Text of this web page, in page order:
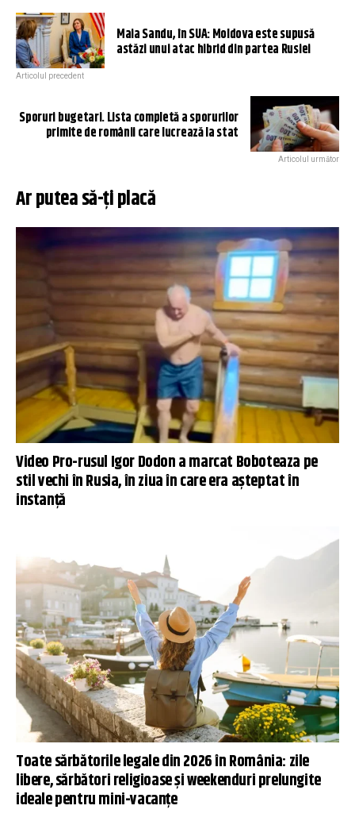
Maia Sandu, în SUA: Moldova este supusă
astăzi unui atac hibrid din partea Rusiei
Articolul precedent
Sporuri bugetari. Lista completă a sporurilor
primite de românii care lucrează la stat
Articolul următor
Ar putea să-ți placă
Video Pro-rusul Igor Dodon a marcat Boboteaza pe
stil vechi în Rusia, în ziua în care era așteptat în
instanță
Toate sărbătorile legale din 2026 în România: zile
libere, sărbători religioase și weekenduri prelungite
ideale pentru mini-vacanțe